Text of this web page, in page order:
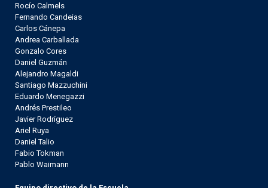
Rocío Calmels
Fernando Candeias
Carlos Cánepa
Andrea Carballada
Gonzalo Cores
Daniel Guzmán
Alejandro Magaldi
Santiago Mazzuchini
Eduardo Menegazzi
Andrés Prestileo
Javier Rodríguez
Ariel Ruya
Daniel Talio
Fabio Tokman
Pablo Waimann